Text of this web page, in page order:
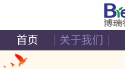
首页 关于我们